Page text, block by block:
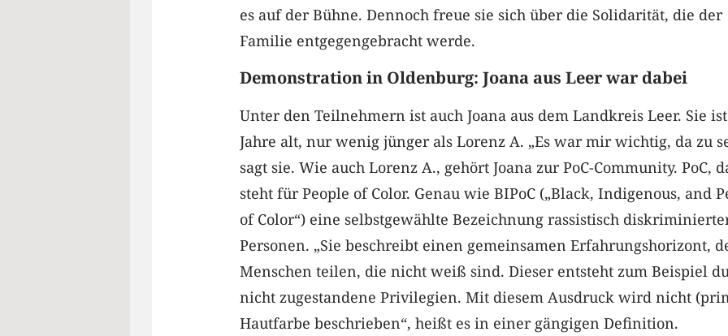
es auf der Bühne. Dennoch freue sie sich über die Solidarität, die der
Familie entgegengebracht werde.
Demonstration in Oldenburg: Joana aus Leer war dabei
Unter den Teilnehmern ist auch Joana aus dem Landkreis Leer. Sie
Jahre alt, nur wenig jünger als Lorenz A. „Es war mir wichtig, da zu
sagt sie. Wie auch Lorenz A., gehört Joana zur PoC-Community. PoC,
steht für People of Color. Genau wie BIPoC („Black, Indigenous, and
of Color“) eine selbstgewählte Bezeichnung rassistisch
Personen. „Sie beschreibt einen gemeinsamen Erfahrungshorizont,
Menschen teilen, die nicht weiß sind. Dieser entsteht zum Beispiel
nicht zugestandene Privilegien. Mit diesem Ausdruck wird nicht
Hautfarbe beschrieben“, heißt es in einer gängigen Definition.